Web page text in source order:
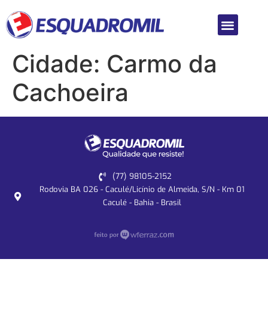
Cidade: Carmo da
Cachoeira
(77) 98105-2152
Rodovia BA 026 - Caculé/Licínio de Almeida, S/N - Km 01
Caculé - Bahia - Brasil